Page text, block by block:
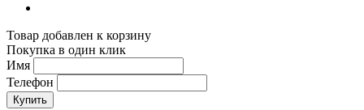
Товар добавлен к корзину
Покупка в один клик
Имя
Телефон
Купить